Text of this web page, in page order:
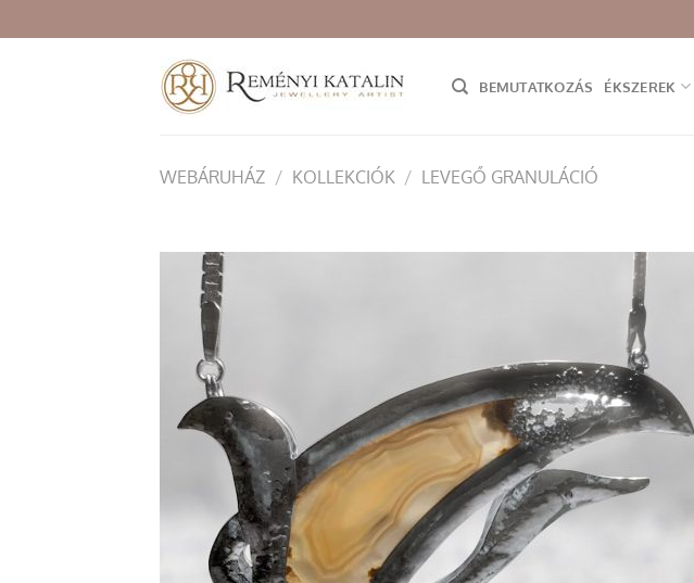
to
BEMUTATKOZÁS ÉKSZEREK
WEBÁRUHÁZ / KOLLEKCIÓK / LEVEGŐ GRANULÁCIÓ
wishlist